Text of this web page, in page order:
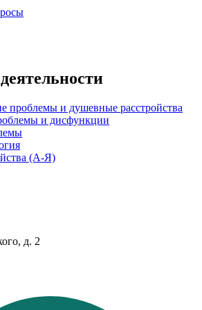
насилия.
диких животных.
кошек.
игл или острых предметов.
зуда или насекомых, вызывающих зуд.
высоты.
чеснока.
мнений других людей.
боли.
проблемы и душевные расстройства
и дисфункции
(А-Я)
д. 2